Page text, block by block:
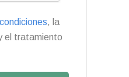
, la
el tratamiento